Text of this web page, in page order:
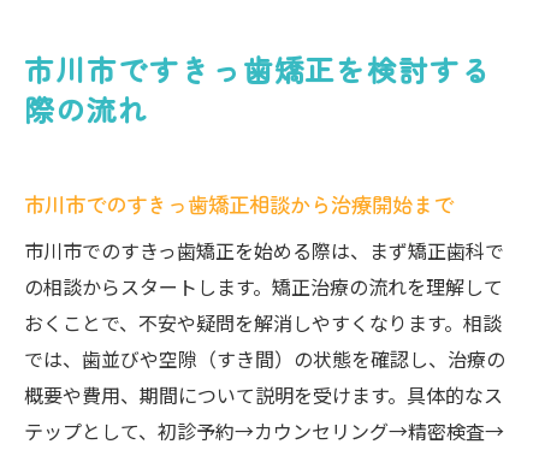
市川市ですきっ歯矯正を検討する
際の流れ
市川市でのすきっ歯矯正相談から治療開始まで
市川市でのすきっ歯矯正を始める際は、まず矯正歯科で
の相談からスタートします。矯正治療の流れを理解して
おくことで、不安や疑問を解消しやすくなります。相談
では、歯並びや空隙（すき間）の状態を確認し、治療の
概要や費用、期間について説明を受けます。具体的なス
テップとして、初診予約→カウンセリング→精密検査→